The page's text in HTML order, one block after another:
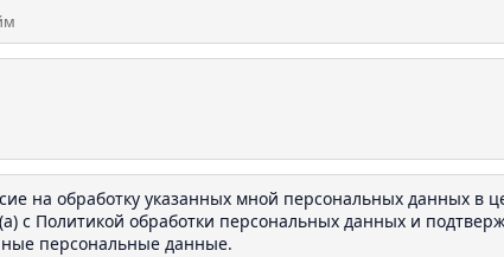
на обработку указанных мной персональных данных в
с Политикой обработки персональных данных и
персональные данные.